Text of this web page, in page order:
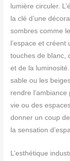
lumière circuler.
la clé d’une
sombres comme
l’espace et
touches de blanc,
et de la
sable ou les
rendre
vie ou des
donner un coup
la sensation
L’esthétique